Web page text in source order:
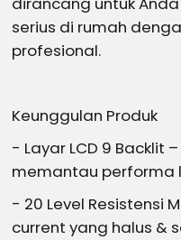
serius di rumah
profesional.
Keunggulan Produk
- Layar LCD 9 Backlit
memantau performa
- 20 Level Resistensi
current yang halus &